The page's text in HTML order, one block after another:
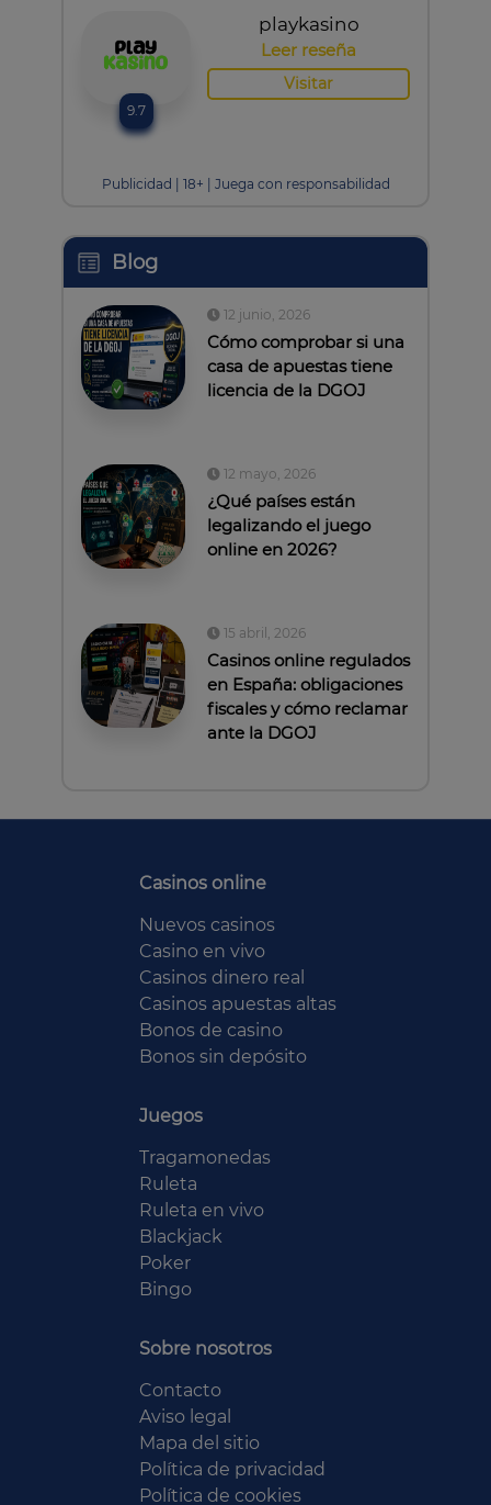
9.7
playkasino
Leer reseña
Visitar
Publicidad | 18+ | Juega con responsabilidad
Blog
12 junio, 2026
Cómo comprobar si una
casa de apuestas tiene
licencia de la DGOJ
12 mayo, 2026
¿Qué países están
legalizando el juego
online en 2026?
15 abril, 2026
Casinos online regulados
en España: obligaciones
fiscales y cómo reclamar
ante la DGOJ
Casinos online
Nuevos casinos
Casino en vivo
Casinos dinero real
Casinos apuestas altas
Bonos de casino
Bonos sin depósito
Juegos
Tragamonedas
Ruleta
Ruleta en vivo
Blackjack
Poker
Bingo
Sobre nosotros
Contacto
Aviso legal
Mapa del sitio
Política de privacidad
Política de cookies